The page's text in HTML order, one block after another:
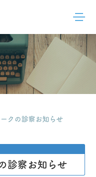
クの診察お知らせ
診察お知らせ